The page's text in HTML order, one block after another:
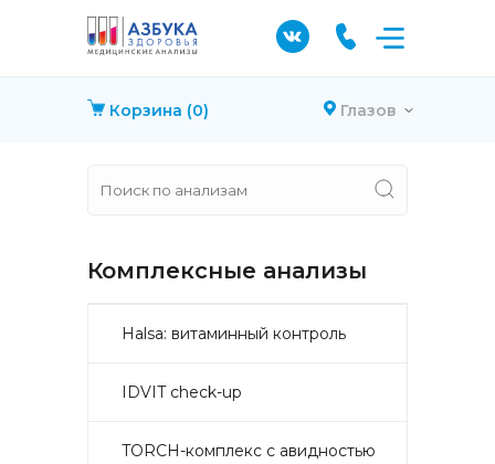
Корзина (0) Глазов
Комплексные анализы
Halsa: витаминный контроль
IDVIT check-up
TORCH-комплекс с авидностью